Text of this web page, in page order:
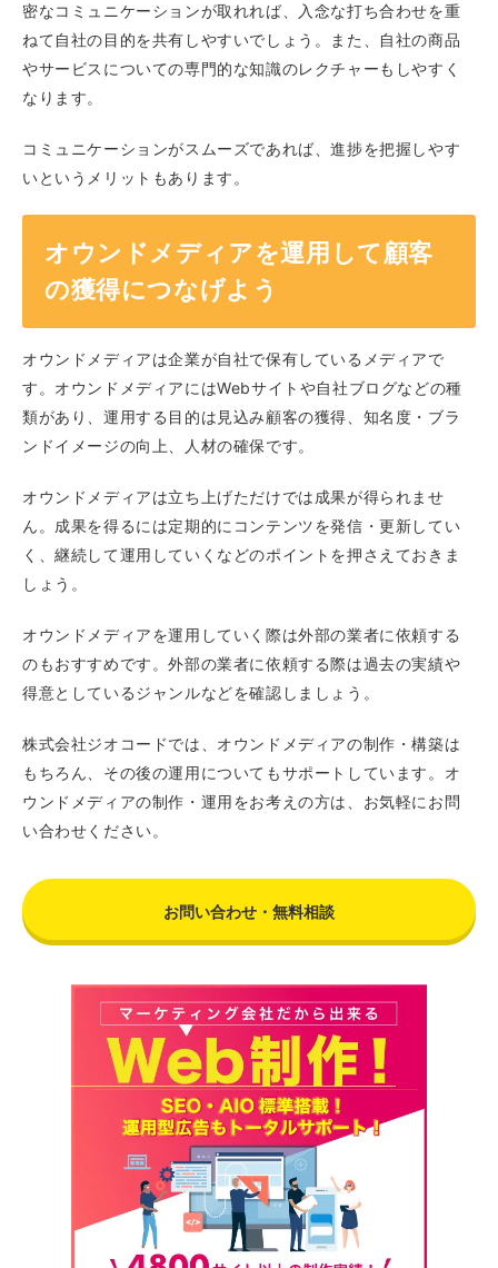
密なコミュニケーションが取れれば、入念な打ち合わせを重
ねて自社の目的を共有しやすいでしょう。また、自社の商品
やサービスについての専門的な知識のレクチャーもしやすく
なります。
コミュニケーションがスムーズであれば、進捗を把握しやす
いというメリットもあります。
オウンドメディアを運用して顧客
の獲得につなげよう
オウンドメディアは企業が自社で保有しているメディアで
す。オウンドメディアにはWebサイトや自社ブログなどの種
類があり、運用する目的は見込み顧客の獲得、知名度・ブラ
ンドイメージの向上、人材の確保です。
オウンドメディアは立ち上げただけでは成果が得られませ
ん。成果を得るには定期的にコンテンツを発信・更新してい
く、継続して運用していくなどのポイントを押さえておきま
しょう。
オウンドメディアを運用していく際は外部の業者に依頼する
のもおすすめです。外部の業者に依頼する際は過去の実績や
得意としているジャンルなどを確認しましょう。
株式会社ジオコードでは、オウンドメディアの制作・構築は
もちろん、その後の運用についてもサポートしています。オ
ウンドメディアの制作・運用をお考えの方は、お気軽にお問
い合わせください。
お問い合わせ・無料相談